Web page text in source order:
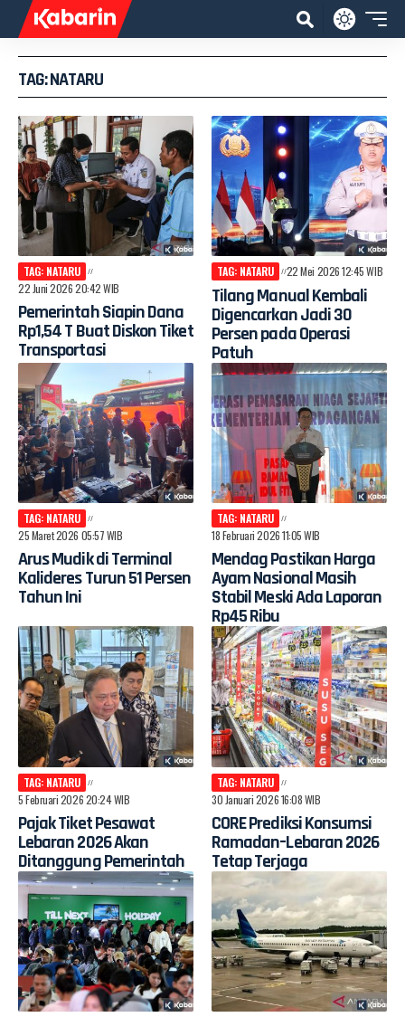
TAG: NATARU
TAG: NATARU
22 Juni 2026 20:42 WIB
Pemerintah Siapin Dana
Rp1,54 T Buat Diskon Tiket
Transportasi
TAG: NATARU 22 Mei 2026 12:45 WIB
Tilang Manual Kembali
Digencarkan Jadi 30
Persen pada Operasi
Patuh
TAG: NATARU
25 Maret 2026 05:57 WIB
Arus Mudik di Terminal
Kalideres Turun 51 Persen
Tahun Ini
TAG: NATARU
18 Februari 2026 11:05 WIB
Mendag Pastikan Harga
Ayam Nasional Masih
Stabil Meski Ada Laporan
Rp45 Ribu
TAG: NATARU
5 Februari 2026 20:24 WIB
Pajak Tiket Pesawat
Lebaran 2026 Akan
Ditanggung Pemerintah
TAG: NATARU
30 Januari 2026 16:08 WIB
CORE Prediksi Konsumsi
Ramadan–Lebaran 2026
Tetap Terjaga